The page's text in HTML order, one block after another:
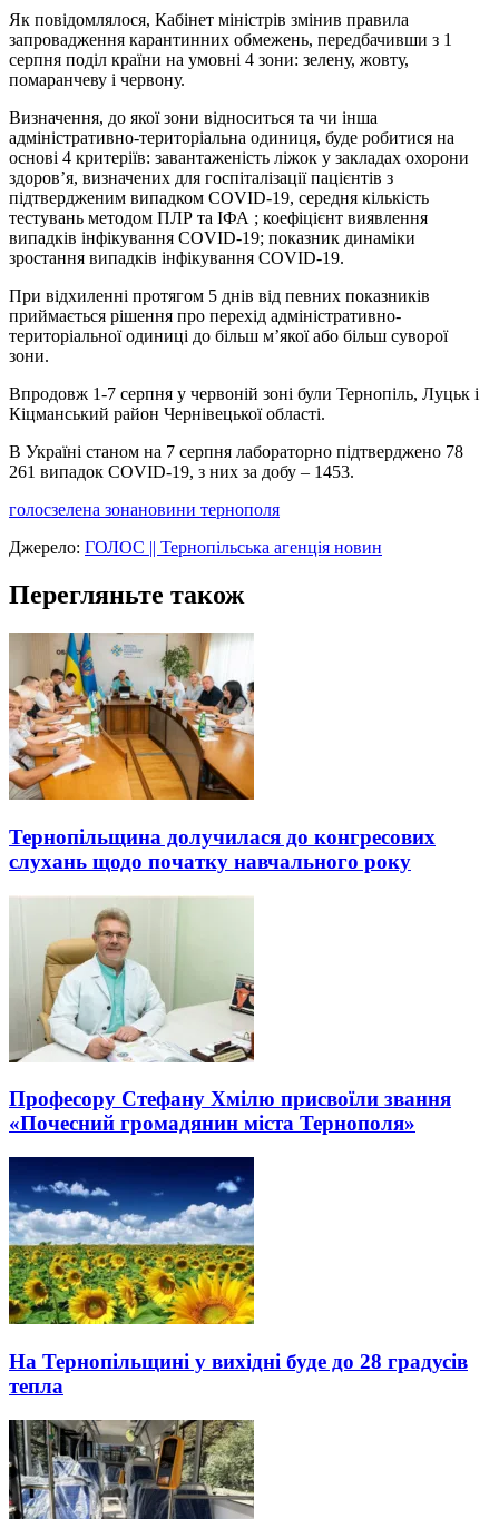
Як повідомлялося, Кабінет міністрів змінив правила
запровадження карантинних обмежень, передбачивши з 1
серпня поділ країни на умовні 4 зони: зелену, жовту,
помаранчеву і червону.
Визначення, до якої зони відноситься та чи інша
адміністративно-територіальна одиниця, буде робитися на
основі 4 критеріїв: завантаженість ліжок у закладах охорони
здоров’я, визначених для госпіталізації пацієнтів з
підтвердженим випадком COVID-19, середня кількість
тестувань методом ПЛР та ІФА ; коефіцієнт виявлення
випадків інфікування COVID-19; показник динаміки
зростання випадків інфікування COVID-19.
При відхиленні протягом 5 днів від певних показників
приймається рішення про перехід адміністративно-
територіальної одиниці до більш м’якої або більш суворої
зони.
Впродовж 1-7 серпня у червоній зоні були Тернопіль, Луцьк і
Кіцманський район Чернівецької області.
В Україні станом на 7 серпня лабораторно підтверджено 78
261 випадок COVID-19, з них за добу – 1453.
голосзелена зонановини тернополя
Джерело: ГОЛОС || Тернопільська агенція новин
Перегляньте також
Тернопільщина долучилася до конгресових
слухань щодо початку навчального року
Професору Стефану Хмілю присвоїли звання
«Почесний громадянин міста Тернополя»
На Тернопільщині у вихідні буде до 28 градусів
тепла